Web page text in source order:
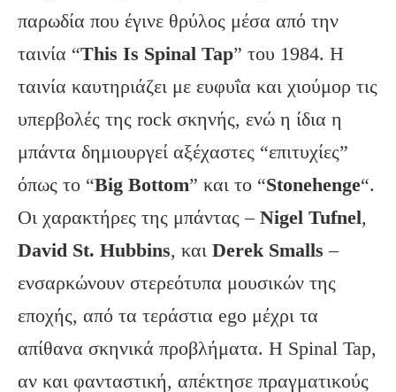
παρωδία που έγινε θρύλος μέσα από την
ταινία “This Is Spinal Tap” του 1984. Η
ταινία καυτηριάζει με ευφυΐα και χιούμορ τις
υπερβολές της rock σκηνής, ενώ η ίδια η
μπάντα δημιουργεί αξέχαστες “επιτυχίες”
όπως το “Big Bottom” και το “Stonehenge“.
Οι χαρακτήρες της μπάντας – Nigel Tufnel,
David St. Hubbins, και Derek Smalls –
ενσαρκώνουν στερεότυπα μουσικών της
εποχής, από τα τεράστια ego μέχρι τα
απίθανα σκηνικά προβλήματα. Η Spinal Tap,
αν και φανταστική, απέκτησε πραγματικούς